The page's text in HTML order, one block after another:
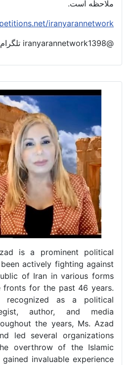
is a prominent political
actively fighting against
of Iran in various forms
fronts for the past 46 years.
recognized as a political
author, and media
the years, Ms. Azad
led several organizations
overthrow of the Islamic
invaluable experience
ملاحظه است.
iranyarannetwork
@iranyarannetwork1398 تلگرام